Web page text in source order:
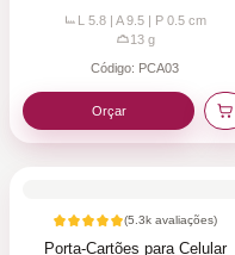
L 5.8 | A 9.5 | P 0.5 cm
13g
Código: PCA03
Orçar
(5.3k avaliações)
Porta-Cartões para Celular